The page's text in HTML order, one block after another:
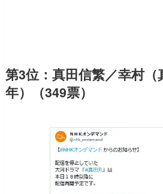
第3位：真田信繁／幸村（
年）（349票）